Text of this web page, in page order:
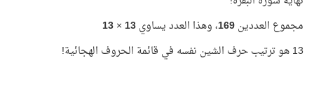
مجموع العددين169، وهذا العدد يساوي13
×
13
13 هو ترتيب حرف الشين نفسه في قائمة الحروف الهجائية!